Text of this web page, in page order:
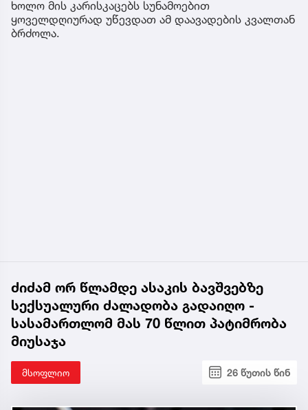
ხოლო მის კარისკაცებს სუნამოებით
ყოველდღიურად უწევდათ ამ დაავადების კვალთან
ბრძოლა.
ძიძამ ორ წლამდე ასაკის ბავშვებზე
სექსუალური ძალადობა გადაიღო -
სასამართლომ მას 70 წლით პატიმრობა
მიუსაჯა
მსოფლიო 26 წუთის წინ